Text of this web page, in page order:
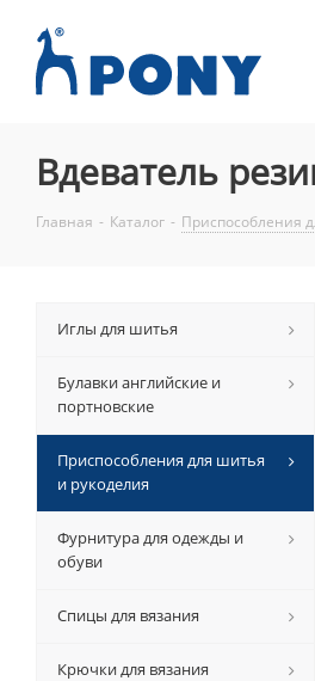
Вдеватель
Главная - Каталог - Приспособления
Иглы для шитья
Булавки английские и
портновские
Приспособления для шитья
и рукоделия
Фурнитура для одежды и
обуви
Спицы для вязания
Крючки для вязания